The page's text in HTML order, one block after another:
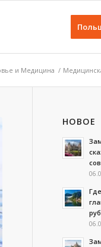
и Медицина /
НОВОЕ